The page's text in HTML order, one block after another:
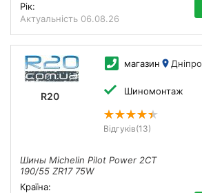
Рік:
Актуальність 06.08.26
R20
магазин Дніпро
Шиномонтаж
Відгуків(13)
Шины Michelin Pilot Power 2CT
190/55 ZR17 75W
Країна: